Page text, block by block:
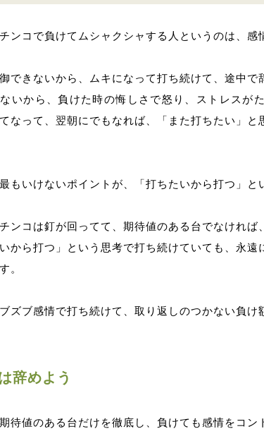
ンコで負けてムシャクシャする人というのは、感
できないから、ムキになって打ち続けて、途中
いから、負けた時の悔しさで怒り、ストレスが
なって、翌朝にでもなれば、「また打ちたい」
もいけないポイントが、「打ちたいから打つ」と
ンコは釘が回ってて、期待値のある台でなければ
いから打つ」という思考で打ち続けていても、永
。
ズブ感情で打ち続けて、取り返しのつかない負け
辞めよう
待値のある台だけを徹底し、負けても感情をコ